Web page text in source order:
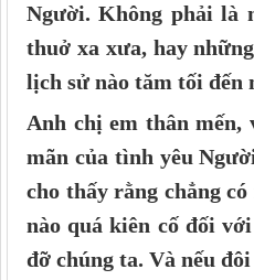
Người. Không phải là
thuở xa xưa, hay
lịch sử nào tăm tối đến
Anh chị em thân mến,
mãn của tình yêu
cho thấy rằng chẳng
nào quá kiên cố đối
đỡ chúng ta. Và nếu